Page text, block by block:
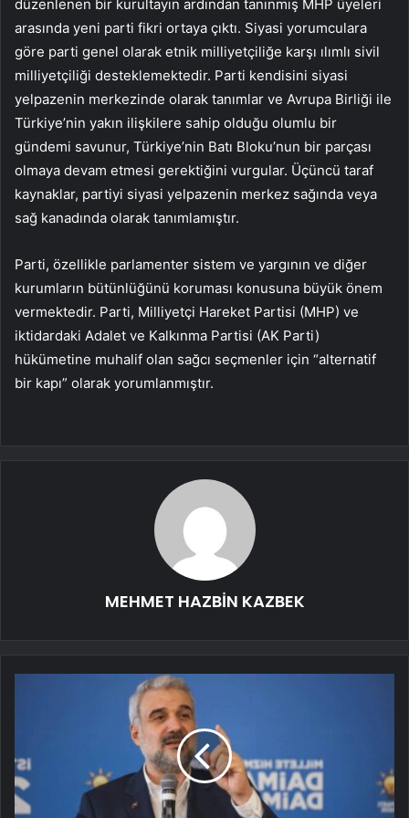
düzenlenen bir kurultayın ardından tanınmış MHP üyeleri
arasında yeni parti fikri ortaya çıktı. Siyasi yorumculara
göre parti genel olarak etnik milliyetçiliğe karşı ılımlı sivil
milliyetçiliği desteklemektedir. Parti kendisini siyasi
yelpazenin merkezinde olarak tanımlar ve Avrupa Birliği ile
Türkiye’nin yakın ilişkilere sahip olduğu olumlu bir
gündemi savunur, Türkiye’nin Batı Bloku’nun bir parçası
olmaya devam etmesi gerektiğini vurgular. Üçüncü taraf
kaynaklar, partiyi siyasi yelpazenin merkez sağında veya
sağ kanadında olarak tanımlamıştır.
Parti, özellikle parlamenter sistem ve yargının ve diğer
kurumların bütünlüğünü koruması konusuna büyük önem
vermektedir. Parti, Milliyetçi Hareket Partisi (MHP) ve
iktidardaki Adalet ve Kalkınma Partisi (AK Parti)
hükümetine muhalif olan sağcı seçmenler için “alternatif
bir kapı” olarak yorumlanmıştır.
MEHMET HAZBİN KAZBEK